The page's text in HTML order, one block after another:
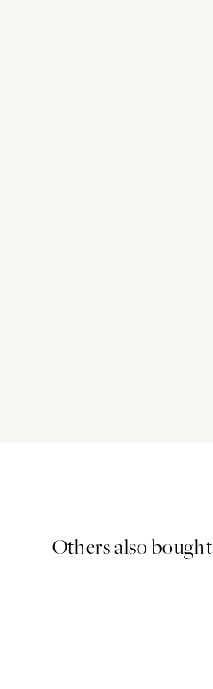
Others also bought